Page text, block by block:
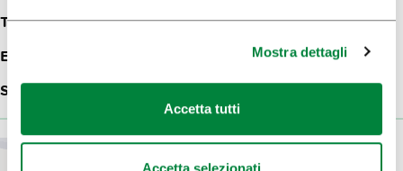
Mostra dettagli
Accetta tutti
Accetta selezionati
Telefon:+386 (0)1 24 12 500, +386 (0)1 24 12 506
E-mail:
Sito web: